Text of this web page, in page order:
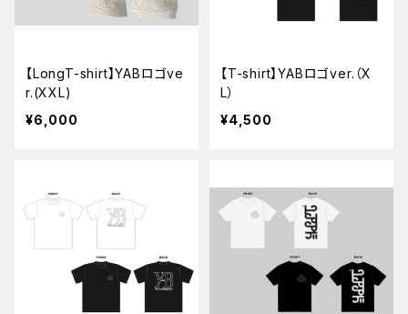
【LongT-shirt】YABロゴve
r.(XXL)
¥6,000
【T-shirt】YABロゴver.（X
L）
¥4,500